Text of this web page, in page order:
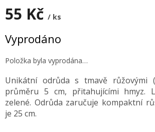
55 Kč / ks
cena:
Vyprodáno
Položka byla vyprodána…
Unikátní odrůda s tmavě růžovými
průměru 5 cm, přitahujícími hmyz.
zelené. Odrůda zaručuje kompaktní
je 25 cm.